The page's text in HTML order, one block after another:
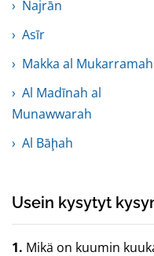
Najrān
Asīr
Makka al Mukarramah
Al Madīnah al
Munawwarah
Al Bāḩah
Usein kysytyt
1. Mikä on kuumin